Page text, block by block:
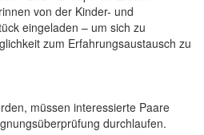
von der Kinder- und
eingeladen – um sich zu
zum Erfahrungsaustausch zu
müssen interessierte Paare
durchlaufen.